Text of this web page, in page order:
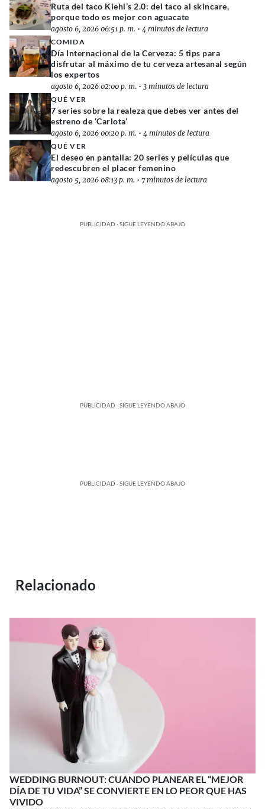
Ruta del taco Kiehl’s 2.0: del taco al skincare,
porque todo es mejor con aguacate
agosto 6, 2026 06:51 p. m. • 4 minutos de lectura
COMIDA
Día Internacional de la Cerveza: 5 tips para
disfrutar al máximo de tu cerveza artesanal según
los expertos
agosto 6, 2026 02:00 p. m. • 3 minutos de lectura
QUÉ VER
7 series sobre la realeza que debes ver antes del
estreno de ‘Carlota’
agosto 6, 2026 00:20 p. m. • 4 minutos de lectura
QUÉ VER
El deseo en pantalla: 20 series y películas que
redescubren el placer femenino
agosto 5, 2026 08:13 p. m. • 7 minutos de lectura
PUBLICIDAD - SIGUE LEYENDO ABAJO
PUBLICIDAD - SIGUE LEYENDO ABAJO
PUBLICIDAD - SIGUE LEYENDO ABAJO
Relacionado
WEDDING BURNOUT: CUANDO PLANEAR EL “MEJOR
DÍA DE TU VIDA” SE CONVIERTE EN LO PEOR QUE HAS
VIVIDO